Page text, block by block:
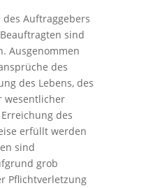
des Auftraggebers
sind
Ausgenommen
des
des Lebens, des
wesentlicher
des
erfüllt werden
sind
grob
Pflichtverletzung